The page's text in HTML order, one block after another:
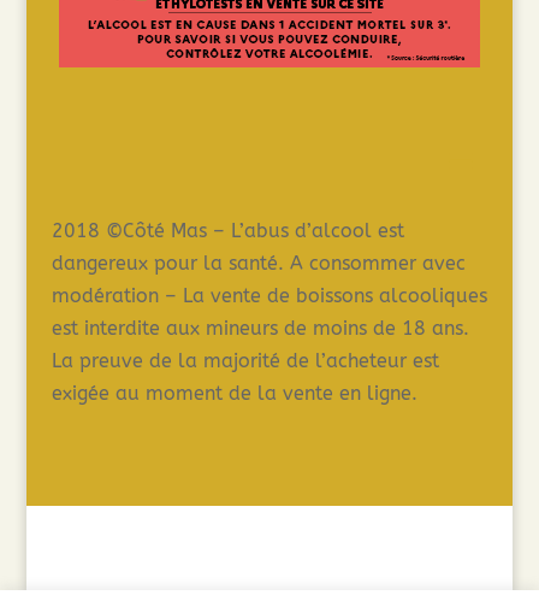
2018 ©Côté Mas – L’abus d’alcool est
dangereux pour la santé. A consommer avec
modération – La vente de boissons alcooliques
est interdite aux mineurs de moins de 18 ans.
La preuve de la majorité de l’acheteur est
exigée au moment de la vente en ligne.